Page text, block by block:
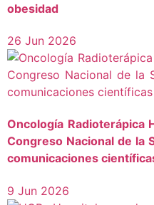
obesidad
26 Jun 2026
Oncología Radioterápica
Congreso Nacional de la
comunicaciones
9 Jun 2026